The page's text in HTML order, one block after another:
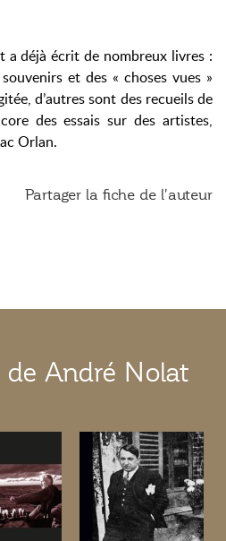
a déjà écrit de nombreux livres :
et des « choses vues »
d’autres sont des recueils de
des essais sur des artistes,
Orlan.
Partager la fiche de l'auteur
de André Nolat